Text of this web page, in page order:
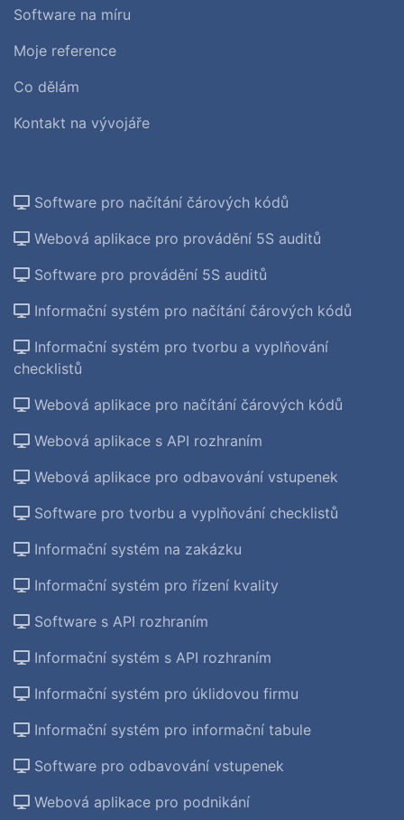
Software na míru
Moje reference
Co dělám
Kontakt na vývojáře
Software pro načítání čárových kódů
Webová aplikace pro provádění 5S auditů
Software pro provádění 5S auditů
Informační systém pro načítání čárových kódů
Informační systém pro tvorbu a vyplňování
checklistů
Webová aplikace pro načítání čárových kódů
Webová aplikace s API rozhraním
Webová aplikace pro odbavování vstupenek
Software pro tvorbu a vyplňování checklistů
Informační systém na zakázku
Informační systém pro řízení kvality
Software s API rozhraním
Informační systém s API rozhraním
Informační systém pro úklidovou firmu
Informační systém pro informační tabule
Software pro odbavování vstupenek
Webová aplikace pro podnikání